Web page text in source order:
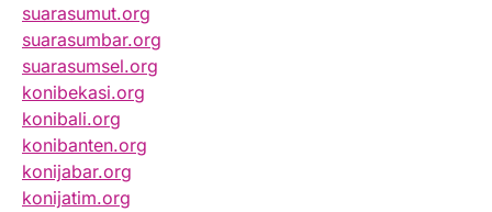
suarasumut.org
suarasumbar.org
suarasumsel.org
konibekasi.org
konibali.org
konibanten.org
konijabar.org
konijatim.org